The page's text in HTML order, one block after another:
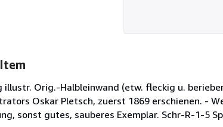
illustr. Orig.-Halbleinwand (etw. fleckig u.
Oskar Pletsch, zuerst 1869 erschienen. -
sonst gutes, sauberes Exemplar. Schr-R-1-5